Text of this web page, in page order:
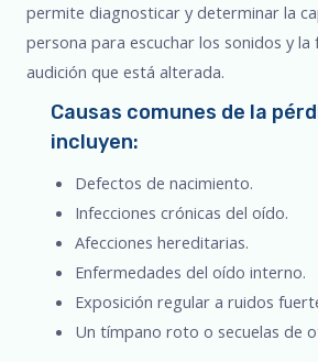
permite diagnosticar y determinar la
persona para escuchar los sonidos y
audición que está alterada.
Causas comunes de la
incluyen:
Defectos de nacimiento.
Infecciones crónicas del oído.
Afecciones hereditarias.
Enfermedades del oído interno.
Exposición regular a ruidos
Un tímpano roto o secuelas de